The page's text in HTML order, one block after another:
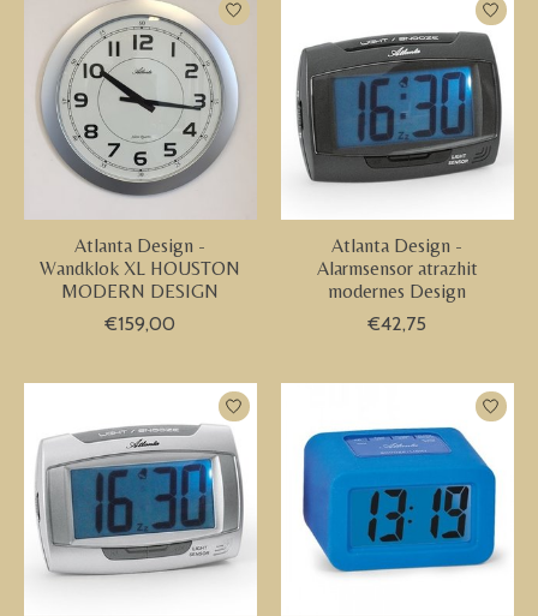
Atlanta Design -
Wandklok XL HOUSTON
MODERN DESIGN
€159,00
Atlanta Design -
Alarmsensor atrazhit
modernes Design
€42,75